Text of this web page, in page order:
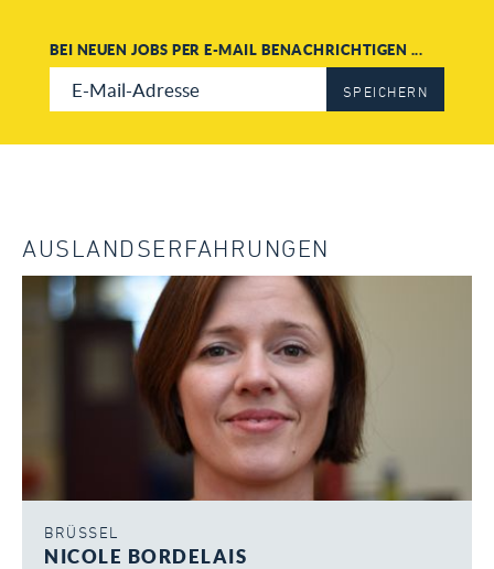
BEI NEUEN JOBS PER E-MAIL BENACHRICHTIGEN ...
SPEICHERN
AUSLANDSERFAHRUNGEN
BRÜSSEL
NICOLE BORDELAIS